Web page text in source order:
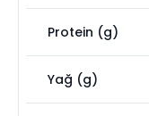
Protein (g)
Yağ (g)